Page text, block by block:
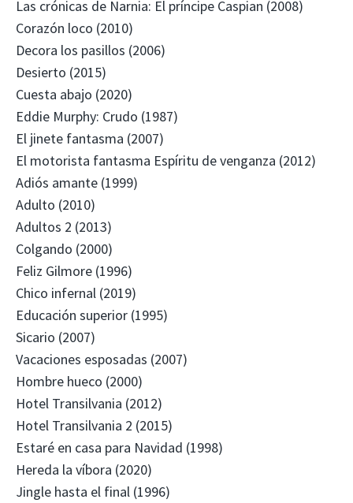
Las crónicas de Narnia: El príncipe Caspian (2008)
Corazón loco (2010)
Decora los pasillos (2006)
Desierto (2015)
Cuesta abajo (2020)
Eddie Murphy: Crudo (1987)
El jinete fantasma (2007)
El motorista fantasma Espíritu de venganza (2012)
Adiós amante (1999)
Adulto (2010)
Adultos 2 (2013)
Colgando (2000)
Feliz Gilmore (1996)
Chico infernal (2019)
Educación superior (1995)
Sicario (2007)
Vacaciones esposadas (2007)
Hombre hueco (2000)
Hotel Transilvania (2012)
Hotel Transilvania 2 (2015)
Estaré en casa para Navidad (1998)
Hereda la víbora (2020)
Jingle hasta el final (1996)